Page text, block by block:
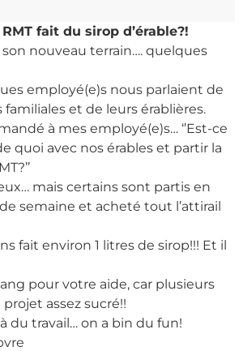
fait du sirop d’érable?!
son nouveau terrain…. quelques
employé(e)s nous parlaient de
et de leurs érablières.
à mes employé(e)s… ‘’Est-ce
quoi avec nos érables et partir la
mais certains sont partis en
semaine et acheté tout l’attirail
fait environ 1 litres de sirop!!! Et il
pour votre aide, car plusieurs
assez sucré!!
du travail… on a bin du fun!